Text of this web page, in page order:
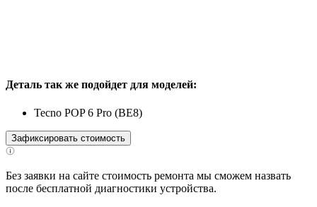
Деталь так же подойдет для моделей:
Tecno POP 6 Pro (BE8)
Зафиксировать стоимость
Без заявки на сайте стоимость ремонта мы сможем назвать
после бесплатной диагностики устройства.